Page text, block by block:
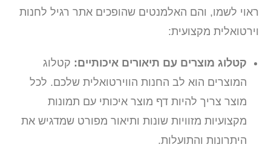
ראוי לשמו, והם האלמנטים שהופכים אתר רגיל לחנות
וירטואלית מקצועית:
קטלוג מוצרים עם תיאורים איכותיים: קטלוג
המוצרים הוא לב החנות הווירטואלית שלכם. לכל
מוצר צריך להיות דף מוצר איכותי עם תמונות
מקצועיות מזוויות שונות ותיאור מפורט שמדגיש את
היתרונות והתועלות.